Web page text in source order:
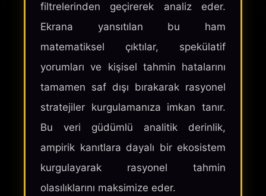
filtrelerinden geçirerek analiz eder.
Ekrana yansıtılan bu ham
matematiksel çıktılar, spekülatif
yorumları ve kişisel tahmin hatalarını
tamamen saf dışı bırakarak rasyonel
stratejiler kurgulamanıza imkan tanır.
Bu veri güdümlü analitik derinlik,
ampirik kanıtlara dayalı bir ekosistem
kurgulayarak rasyonel tahmin
olasılıklarını maksimize eder.